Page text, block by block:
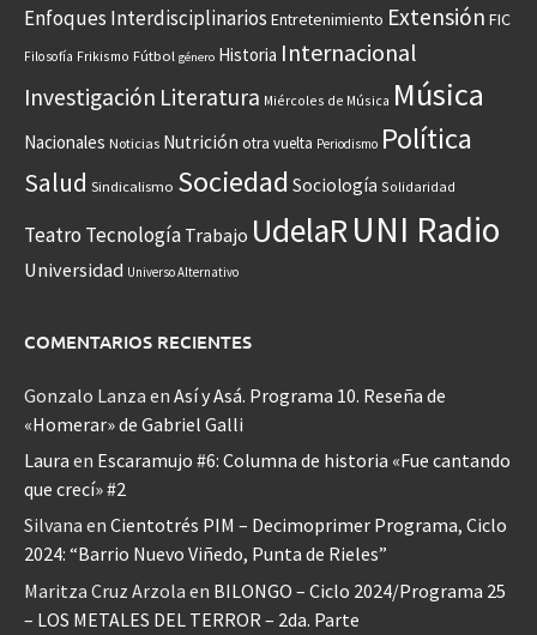
Enfoques Interdisciplinarios Entretenimiento Extensión FIC
Filosofía Frikismo Fútbol género Historia Internacional
Investigación Literatura Miércoles de Música Música
Nacionales Noticias Nutrición otra vuelta Periodismo Política
Salud Sindicalismo Sociedad Sociología Solidaridad
Teatro Tecnología Trabajo UdelaR UNI Radio
Universidad Universo Alternativo
COMENTARIOS RECIENTES
Gonzalo Lanza en Así y Asá. Programa 10. Reseña de
«Homerar» de Gabriel Galli
Laura en Escaramujo #6: Columna de historia «Fue cantando
que crecí» #2
Silvana en Cientotrés PIM – Decimoprimer Programa, Ciclo
2024: “Barrio Nuevo Viñedo, Punta de Rieles”
Maritza Cruz Arzola en BILONGO – Ciclo 2024/Programa 25
– LOS METALES DEL TERROR – 2da. Parte